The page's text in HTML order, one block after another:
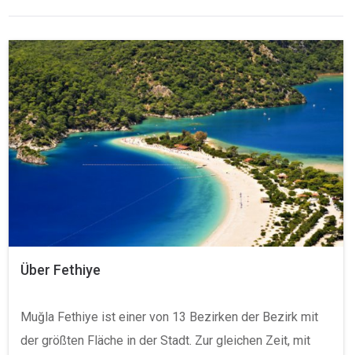
Über Fethiye
Muğla Fethiye ist einer von 13 Bezirken der Bezirk mit
der größten Fläche in der Stadt. Zur gleichen Zeit, mit